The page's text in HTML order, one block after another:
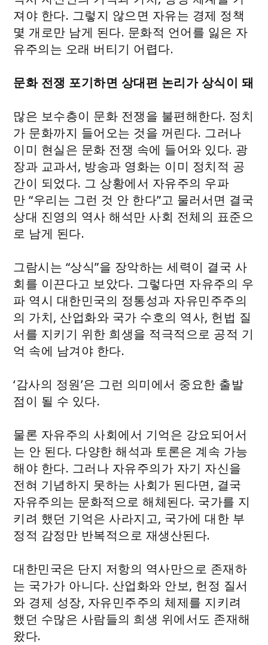
져야 한다. 그렇지 않으면 자유는 경제 정책
몇 개로만 남게 된다. 문화적 언어를 잃은 자
유주의는 오래 버티기 어렵다.
문화 전쟁 포기하면 상대편 논리가 상식이 돼
많은 보수층이 문화 전쟁을 불편해한다. 정치
가 문화까지 들어오는 것을 꺼린다. 그러나
이미 현실은 문화 전쟁 속에 들어와 있다. 광
장과 교과서, 방송과 영화는 이미 정치적 공
간이 되었다. 그 상황에서 자유주의 우파
만 “우리는 그런 것 안 한다”고 물러서면 결국
상대 진영의 역사 해석만 사회 전체의 표준으
로 남게 된다.
그람시는 “상식”을 장악하는 세력이 결국 사
회를 이끈다고 보았다. 그렇다면 자유주의 우
파 역시 대한민국의 정통성과 자유민주주의
의 가치, 산업화와 국가 수호의 역사, 헌법 질
서를 지키기 위한 희생을 적극적으로 공적 기
억 속에 남겨야 한다.
‘감사의 정원’은 그런 의미에서 중요한 출발
점이 될 수 있다.
물론 자유주의 사회에서 기억은 강요되어서
는 안 된다. 다양한 해석과 토론은 계속 가능
해야 한다. 그러나 자유주의가 자기 자신을
전혀 기념하지 못하는 사회가 된다면, 결국
자유주의는 문화적으로 해체된다. 국가를 지
키려 했던 기억은 사라지고, 국가에 대한 부
정적 감정만 반복적으로 재생산된다.
대한민국은 단지 저항의 역사만으로 존재하
는 국가가 아니다. 산업화와 안보, 헌정 질서
와 경제 성장, 자유민주주의 체제를 지키려
했던 수많은 사람들의 희생 위에서도 존재해
왔다.